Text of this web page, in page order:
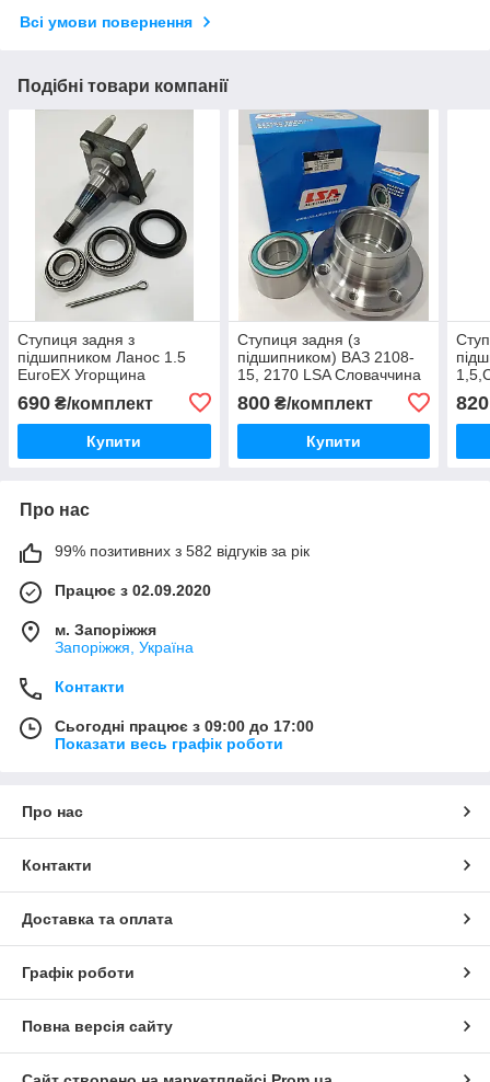
Всі умови повернення
Подібні товари компанії
Ступиця задня з
підшипником Ланос 1.5
EuroEX Угорщина
690 ₴/комплект
Купити
Ступиця задня (з
підшипником) ВАЗ 2108-
15, 2170 LSA Словаччина
800₴/комплект
Купити
820
Про нас
99% позитивних з 582 відгуків за рік
Працює з 02.09.2020
м. Запоріжжя
Запоріжжя, Україна
Контакти
Сьогодні працює з 09:00 до 17:00
Показати весь графік роботи
Про нас
Контакти
Доставка та оплата
Графік роботи
Повна версія сайту